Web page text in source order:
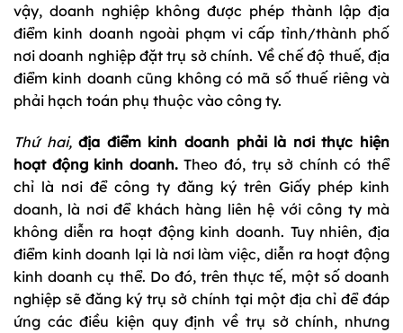
vậy, doanh nghiệp không được phép thành lập địa
điểm kinh doanh ngoài phạm vi cấp tỉnh/thành phố
nơi doanh nghiệp đặt trụ sở chính. Về chế độ thuế, địa
điểm kinh doanh cũng không có mã số thuế riêng và
phải hạch toán phụ thuộc vào công ty.
Thứ hai,địa điểm kinh doanh phải là nơi thực hiện
hoạt động kinh doanh.Theo đó, trụ sở chính có thể
chỉ là nơi để công ty đăng ký trên Giấy phép kinh
doanh, là nơi để khách hàng liên hệ với công ty mà
không diễn ra hoạt động kinh doanh. Tuy nhiên, địa
điểm kinh doanh lại là nơi làm việc, diễn ra hoạt động
kinh doanh cụ thể. Do đó, trên thực tế, một số doanh
nghiệp sẽ đăng ký trụ sở chính tại một địa chỉ để đáp
ứng các điều kiện quy định về trụ sở chính, nhưng